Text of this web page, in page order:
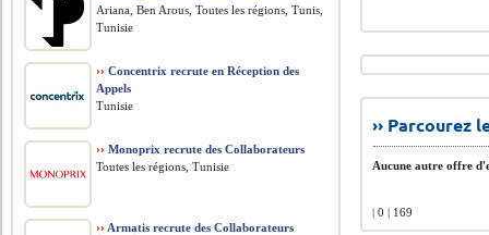
››
Aucune autre offre
| 0 | 169
Ariana, Ben Arous, Toutes les régions, Tunis,
Tunisie
›› Concentrix recrute en Réception des
Appels
Tunisie
›› Monoprix recrute des Collaborateurs
Toutes les régions, Tunisie
›› Armatis recrute des Collaborateurs